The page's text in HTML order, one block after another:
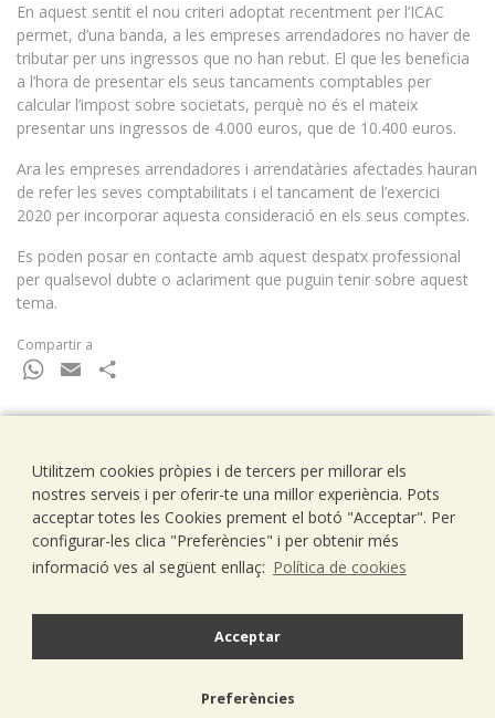
En aquest sentit el nou criteri adoptat recentment per l’ICAC
permet, d’una banda, a les empreses arrendadores no haver de
tributar per uns ingressos que no han rebut. El que les beneficia
a l’hora de presentar els seus tancaments comptables per
calcular l’impost sobre societats, perquè no és el mateix
presentar uns ingressos de 4.000 euros, que de 10.400 euros.
Ara les empreses arrendadores i arrendatàries afectades hauran
de refer les seves comptabilitats i el tancament de l’exercici
2020 per incorporar aquesta consideració en els seus comptes.
Es poden posar en contacte amb aquest despatx professional
per qualsevol dubte o aclariment que puguin tenir sobre aquest
tema.
Compartir a
WhatsApp
Email
Ramells Ramoneda
Assessors - Consultors
C/ Balmes 203, 1º 1ª
08006 Barcelona
T..93 238 79 26
política de privacitat política de cookies
Utilitzem cookies pròpies i de tercers per millorar els
nostres serveis i per oferir-te una millor experiència. Pots
acceptar totes les Cookies prement el botó "Acceptar". Per
configurar-les clica "Preferències" i per obtenir més
informació ves al següent enllaç: Política de cookies
Acceptar
Preferències